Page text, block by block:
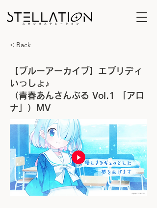
< Back
【ブルーアーカイブ】エブリディ
いっしょ♪
（青春あんさんぶる Vol.1 「アロ
ナ」）MV